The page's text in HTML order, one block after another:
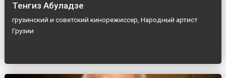
Тенгиз Абуладзе
грузинский и советский кинорежиссер, Народный артист
Грузии